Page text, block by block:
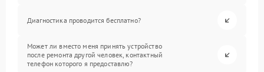
Диагностика проводится бесплатно?
Может ли вместо меня принять устройство
после ремонта другой человек, контактный
телефон которого я предоставлю?